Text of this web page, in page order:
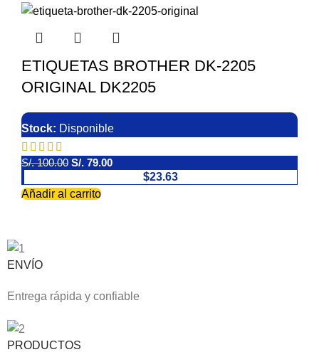
ETIQUETAS BROTHER DK-2205
ORIGINAL DK2205
Stock: Disponible
S/.100.00 S/. 79.00
$23.63
Añadir al carrito
ENVÍO
Entrega rápida y confiable
PRODUCTOS